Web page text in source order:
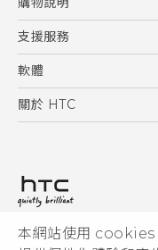
本網站使用 cookies
配件
購物須知
訂單管理
付款方式
支援服務
到府收送維修服務
服務中心資訊
客戶服務佈告欄
軟體
應用程式
HTC Sync Manager
關於 HTC
投資人
隱私權政策
© 2011-2026 HTC